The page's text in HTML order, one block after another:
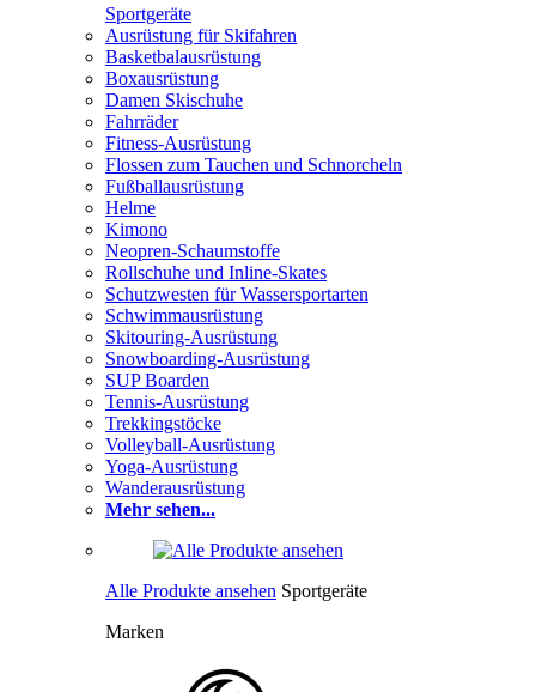
Sportgeräte
Ausrüstung für Skifahren
Basketbalausrüstung
Boxausrüstung
Damen Skischuhe
Fahrräder
Fitness-Ausrüstung
Flossen zum Tauchen und Schnorcheln
Fußballausrüstung
Helme
Kimono
Neopren-Schaumstoffe
Rollschuhe und Inline-Skates
Schutzwesten für Wassersportarten
Schwimmausrüstung
Skitouring-Ausrüstung
Snowboarding-Ausrüstung
SUP Boarden
Tennis-Ausrüstung
Trekkingstöcke
Volleyball-Ausrüstung
Yoga-Ausrüstung
Wanderausrüstung
Mehr sehen...
Alle Produkte ansehen Sportgeräte
Marken